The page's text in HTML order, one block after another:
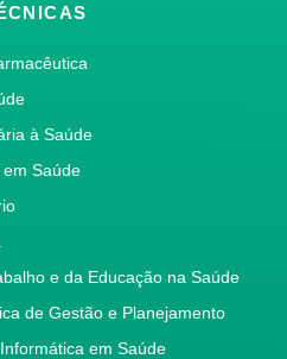
à Saúde
Saúde
e da Educação na Saúde
de Gestão e Planejamento
em Saúde